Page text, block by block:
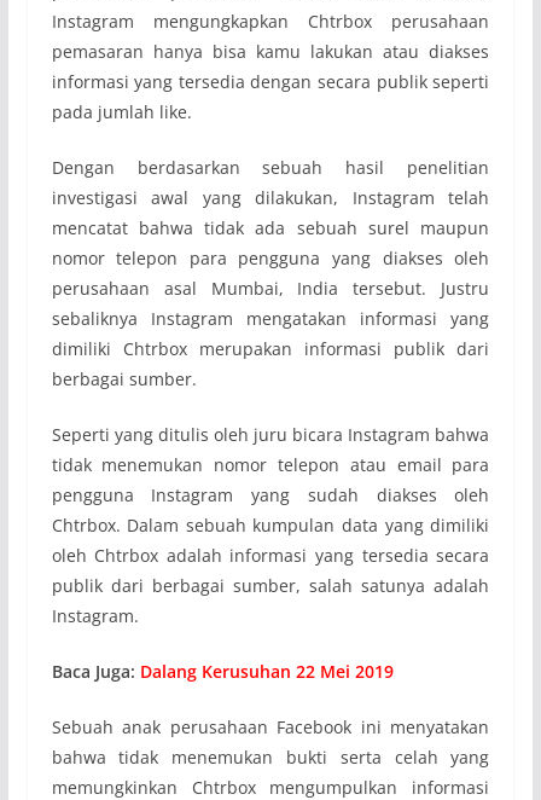
Instagram mengungkapkan Chtrbox perusahaan
pemasaran hanya bisa kamu lakukan atau diakses
informasi yang tersedia dengan secara publik seperti
pada jumlah like.
Dengan berdasarkan sebuah hasil penelitian
investigasi awal yang dilakukan, Instagram telah
mencatat bahwa tidak ada sebuah surel maupun
nomor telepon para pengguna yang diakses oleh
perusahaan asal Mumbai, India tersebut. Justru
sebaliknya Instagram mengatakan informasi yang
dimiliki Chtrbox merupakan informasi publik dari
berbagai sumber.
Seperti yang ditulis oleh juru bicara Instagram bahwa
tidak menemukan nomor telepon atau email para
pengguna Instagram yang sudah diakses oleh
Chtrbox. Dalam sebuah kumpulan data yang dimiliki
oleh Chtrbox adalah informasi yang tersedia secara
publik dari berbagai sumber, salah satunya adalah
Instagram.
Baca Juga: Dalang Kerusuhan 22 Mei 2019
Sebuah anak perusahaan Facebook ini menyatakan
bahwa tidak menemukan bukti serta celah yang
memungkinkan Chtrbox mengumpulkan informasi